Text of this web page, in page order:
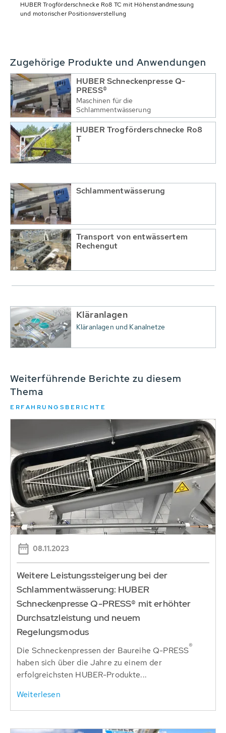
HUBER Trogförderschnecke Ro8 TC mit Höhenstandmessung
und motorischer Positionsverstellung
Zugehörige Produkte und Anwendungen
HUBER Schneckenpresse Q-
PRESS®
Maschinen für die
Schlammentwässerung
HUBER Trogförderschnecke Ro8
T
Schlammentwässerung
Transport von entwässertem
Rechengut
Kläranlagen
Kläranlagen und Kanalnetze
Weiterführende Berichte zu diesem
Thema
ERFAHRUNGSBERICHTE
08.11.2023
Weitere Leistungssteigerung bei der
Schlammentwässerung: HUBER
Schneckenpresse Q-PRESS® mit erhöhter
Durchsatzleistung und neuem
Regelungsmodus
Die Schneckenpressen der Baureihe Q-PRESS®
haben sich über die Jahre zu einem der
erfolgreichsten HUBER-Produkte...
Weiterlesen